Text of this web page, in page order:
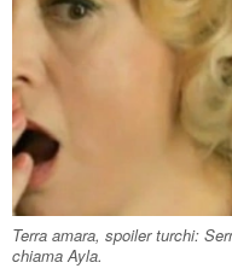
Terra amara, spoiler turchi:
chiama Ayla.